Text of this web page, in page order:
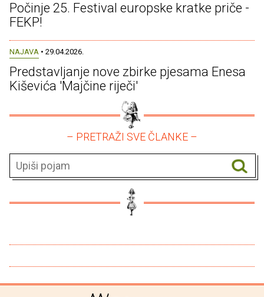
Počinje 25. Festival europske kratke priče -
FEKP!
NAJAVA • 29.04.2026.
Predstavljanje nove zbirke pjesama Enesa
Kiševića 'Majčine riječi'
– PRETRAŽI SVE ČLANKE –